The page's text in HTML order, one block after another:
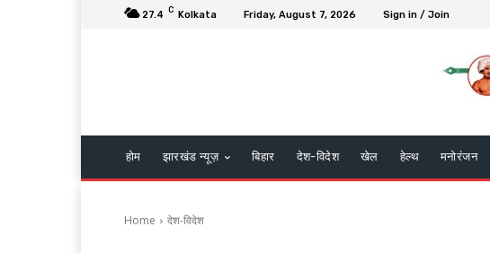
27.4 C Kolkata Friday, August 7, 2026 Sign in / Join
होम झारखंड न्यूज़ बिहार देश-विदेश खेल हेल्थ मनोरंजन
Home देश-विदेश